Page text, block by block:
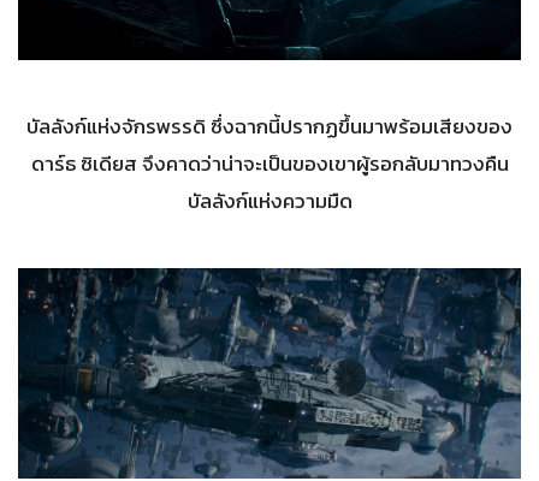
บัลลังก์แห่งจักรพรรดิ ซึ่งฉากนี้ปรากฏขึ้นมาพร้อมเสียงของ
ดาร์ธ ซิเดียส จึงคาดว่าน่าจะเป็นของเขาผู้รอกลับมาทวงคืน
บัลลังก์แห่งความมืด